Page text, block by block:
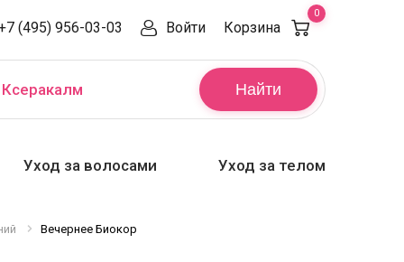
(495) 956-03-03 Войти Корзина
0
Найти
Ксеракалм
Уход за волосами Уход за телом
Вечернее Биокор